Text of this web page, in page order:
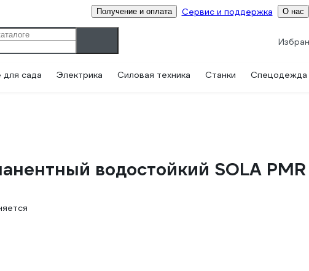
Получение и оплата Сервис и поддержка О нас
для сада Электрика Силовая техника Станки
водостойкий SOLA